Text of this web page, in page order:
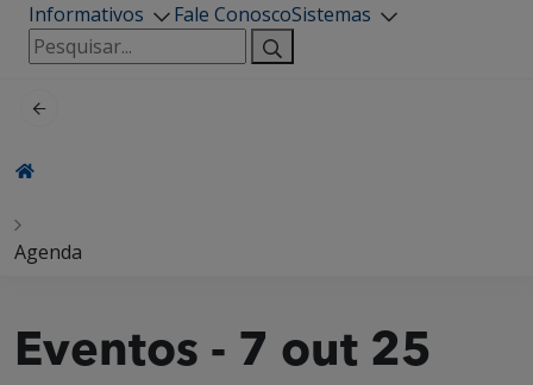
Informativos
Fale ConoscoSistemas
Pesquisar
por:
Agenda
Eventos - 7 out 25